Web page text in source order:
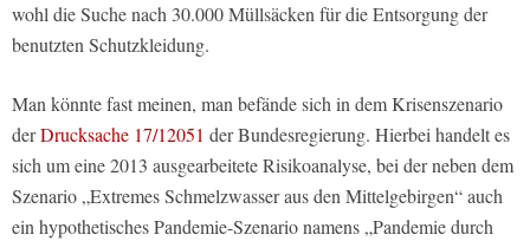
wohl die Suche nach 30.000 Müllsäcken für die Entsorgung der
benutzten Schutzkleidung.
Man könnte fast meinen, man befände sich in dem Krisenszenario
derDrucksache 17/12051 der Bundesregierung. Hierbei handelt es
sich um eine 2013 ausgearbeitete Risikoanalyse, bei der neben dem
Szenario „Extremes Schmelzwasser aus den Mittelgebirgen“ auch
ein hypothetisches Pandemie-Szenario namens „Pandemie durch